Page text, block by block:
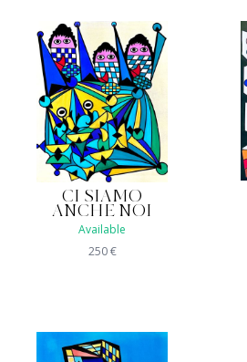
CI SIAMO
ANCHE NOI
Available
250€